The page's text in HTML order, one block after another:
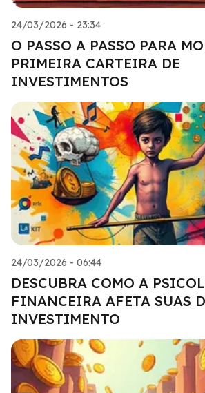
24/03/2026 - 23:34
O PASSO A PASSO PARA
PRIMEIRA CARTEIRA DE
INVESTIMENTOS
24/03/2026 - 06:44
DESCUBRA COMO A
FINANCEIRA AFETA SUAS
INVESTIMENTO